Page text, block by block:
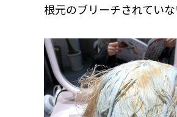
根元のブリーチされてい